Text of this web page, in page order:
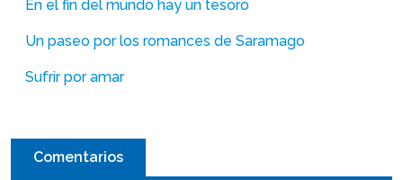
En el fin del mundo hay un tesoro
Un paseo por los romances de Saramago
Sufrir por amar
Comentarios